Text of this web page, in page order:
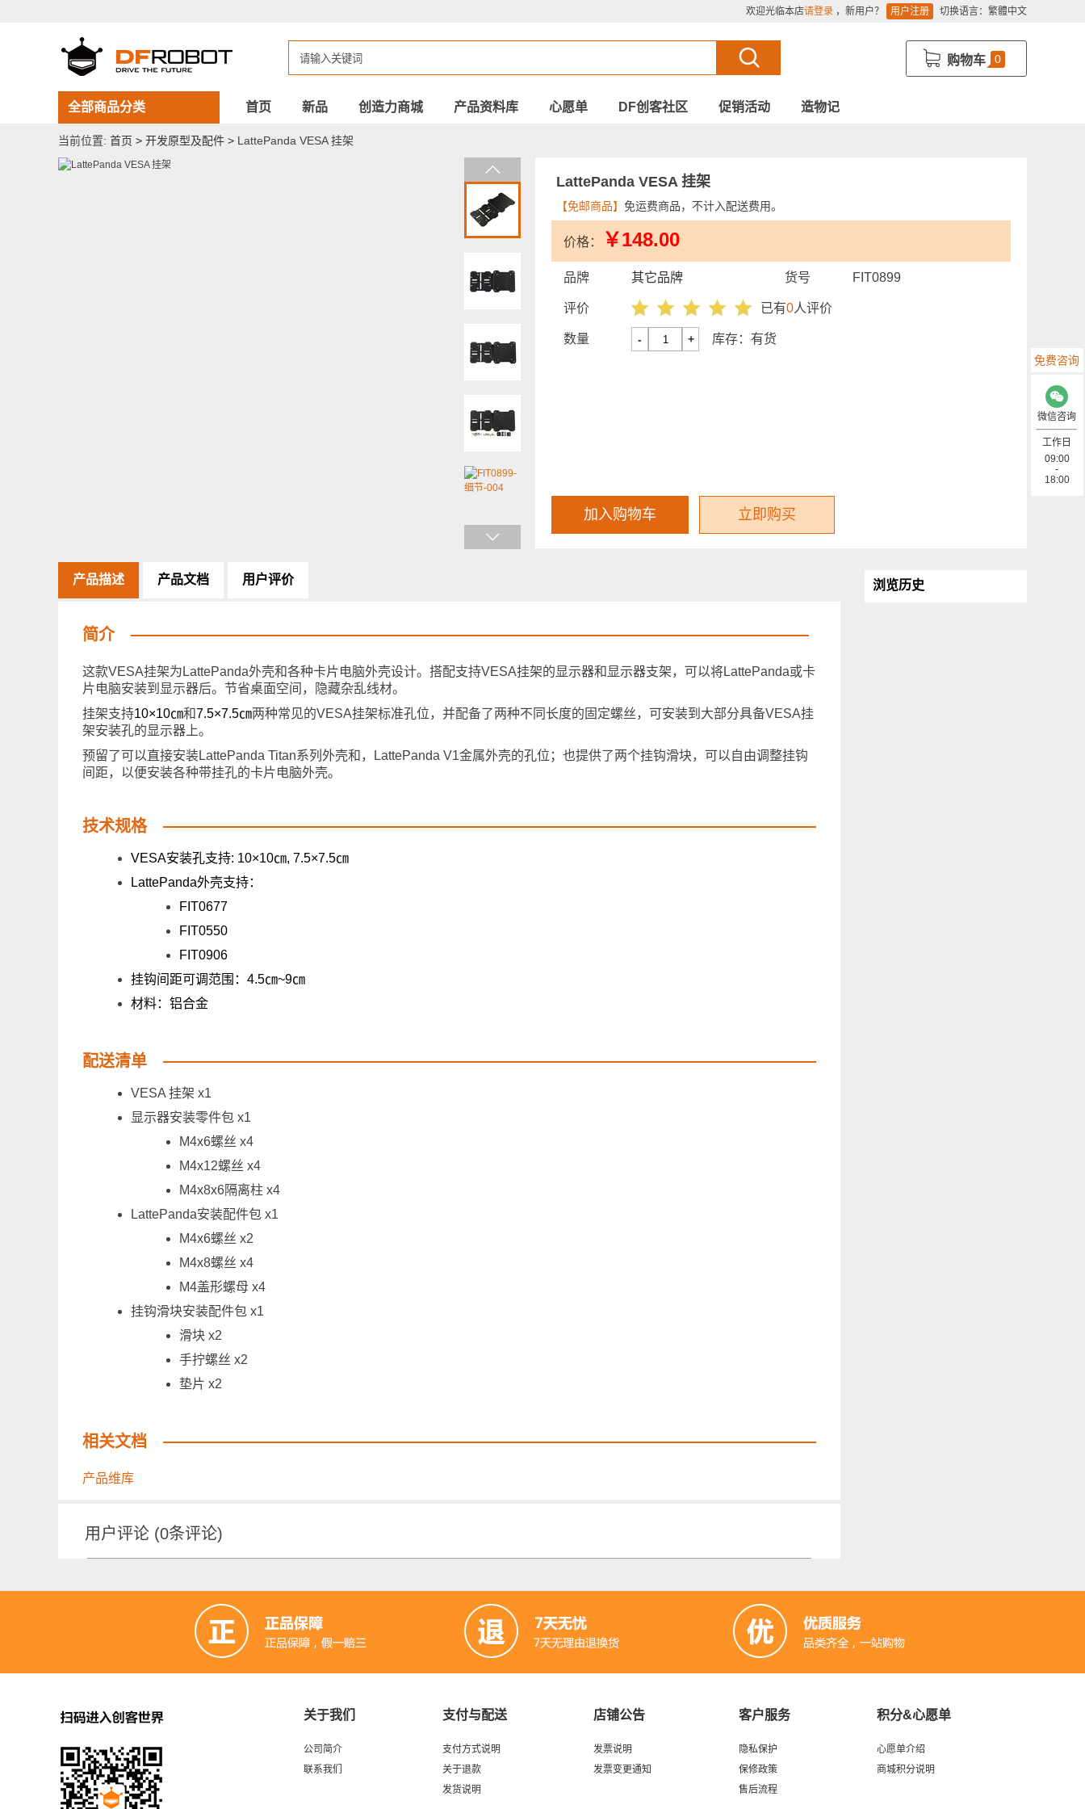
欢迎光临本店请登录 ，新用户？ 用户注册 切换语言： 繁體中文
购物车 0
全部商品分类 首页 新品 创造力商城 产品资料库 心愿单 DF创客社区 促销活动 造物记
当前位置: 首页 > 开发原型及配件 > LattePanda VESA 挂架
LattePanda VESA 挂架
【免邮商品】 免运费商品，不计入配送费用。
价格： ￥148.00
品牌 其它品牌 货号 FIT0899
评价 已有0人评价
数量 - + 库存： 有货
加入购物车 立即购买
产品描述 产品文档 用户评价
简介
这款VESA挂架为LattePanda外壳和各种卡片电脑外壳设计。搭配支持VESA挂架的显示器和显示器支架，可以将LattePanda或卡
片电脑安装到显示器后。节省桌面空间，隐藏杂乱线材。
挂架支持10×10㎝和7.5×7.5㎝两种常见的VESA挂架标准孔位，并配备了两种不同长度的固定螺丝，可安装到大部分具备VESA挂
架安装孔的显示器上。
预留了可以直接安装LattePanda Titan系列外壳和，LattePanda V1金属外壳的孔位；也提供了两个挂钩滑块，可以自由调整挂钩
间距，以便安装各种带挂孔的卡片电脑外壳。
技术规格
VESA安装孔支持: 10×10㎝, 7.5×7.5㎝
LattePanda外壳支持：
FIT0677
FIT0550
FIT0906
挂钩间距可调范围：4.5㎝~9㎝
材料：铝合金
配送清单
VESA 挂架 x1
显示器安装零件包 x1
M4x6螺丝 x4
M4x12螺丝 x4
M4x8x6隔离柱 x4
LattePanda安装配件包 x1
M4x6螺丝 x2
M4x8螺丝 x4
M4盖形螺母 x4
挂钩滑块安装配件包 x1
滑块 x2
手拧螺丝 x2
垫片 x2
相关文档
产品维库
用户评论 (0条评论)
浏览历史
关于我们
公司简介
联系我们
支付与配送
支付方式说明
关于退款
发货说明
店铺公告
发票说明
发票变更通知
客户服务
隐私保护
保修政策
售后流程
积分&心愿单
心愿单介绍
商城积分说明
免费咨询
微信咨询
工作日
09:00
-
18:00